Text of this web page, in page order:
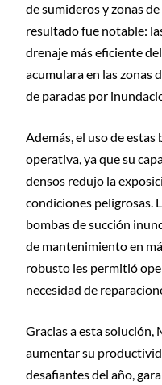
de sumideros y zonas
resultado fue notable:
drenaje más eficiente
acumulara en las zonas
de paradas por
Además, el uso de
operativa, ya que su
densos redujo la
condiciones peligrosas.
bombas de succión
de mantenimiento en
robusto les permitió
necesidad de
Gracias a esta
aumentar su
desafiantes del año,